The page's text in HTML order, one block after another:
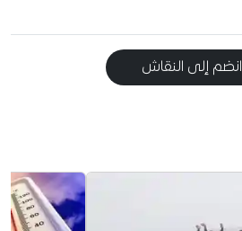
انضم إلى النقاش